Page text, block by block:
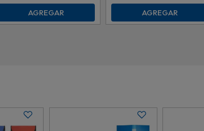
AGREGAR AGREGAR